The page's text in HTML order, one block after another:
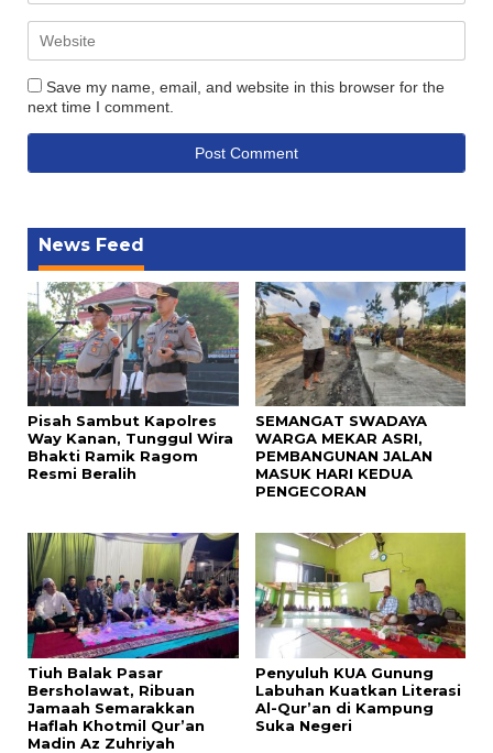
Save my name, email, and website in this browser for the
next time I comment.
News Feed
Pisah Sambut Kapolres
Way Kanan, Tunggul Wira
Bhakti Ramik Ragom
Resmi Beralih
SEMANGAT SWADAYA
WARGA MEKAR ASRI,
PEMBANGUNAN JALAN
MASUK HARI KEDUA
PENGECORAN
Tiuh Balak Pasar
Bersholawat, Ribuan
Jamaah Semarakkan
Haflah Khotmil Qur’an
Madin Az Zuhriyah
Penyuluh KUA Gunung
Labuhan Kuatkan Literasi
Al-Qur’an di Kampung
Suka Negeri